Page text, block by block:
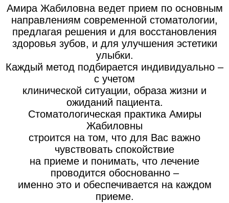
Амира Жабиловна ведет прием по основным
направлениям современной стоматологии,
предлагая решения и для восстановления
здоровья зубов, и для улучшения эстетики
улыбки.
Каждый метод подбирается индивидуально –
с учетом
клинической ситуации, образа жизни и
ожиданий пациента.
Стоматологическая практика Амиры
Жабиловны
строится на том, что для Вас важно
чувствовать спокойствие
на приеме и понимать, что лечение
проводится обоснованно –
именно это и обеспечивается на каждом
приеме.